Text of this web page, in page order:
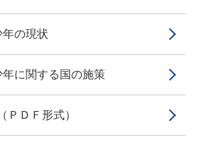
の現状
に関する国の施策
ＤＦ形式）